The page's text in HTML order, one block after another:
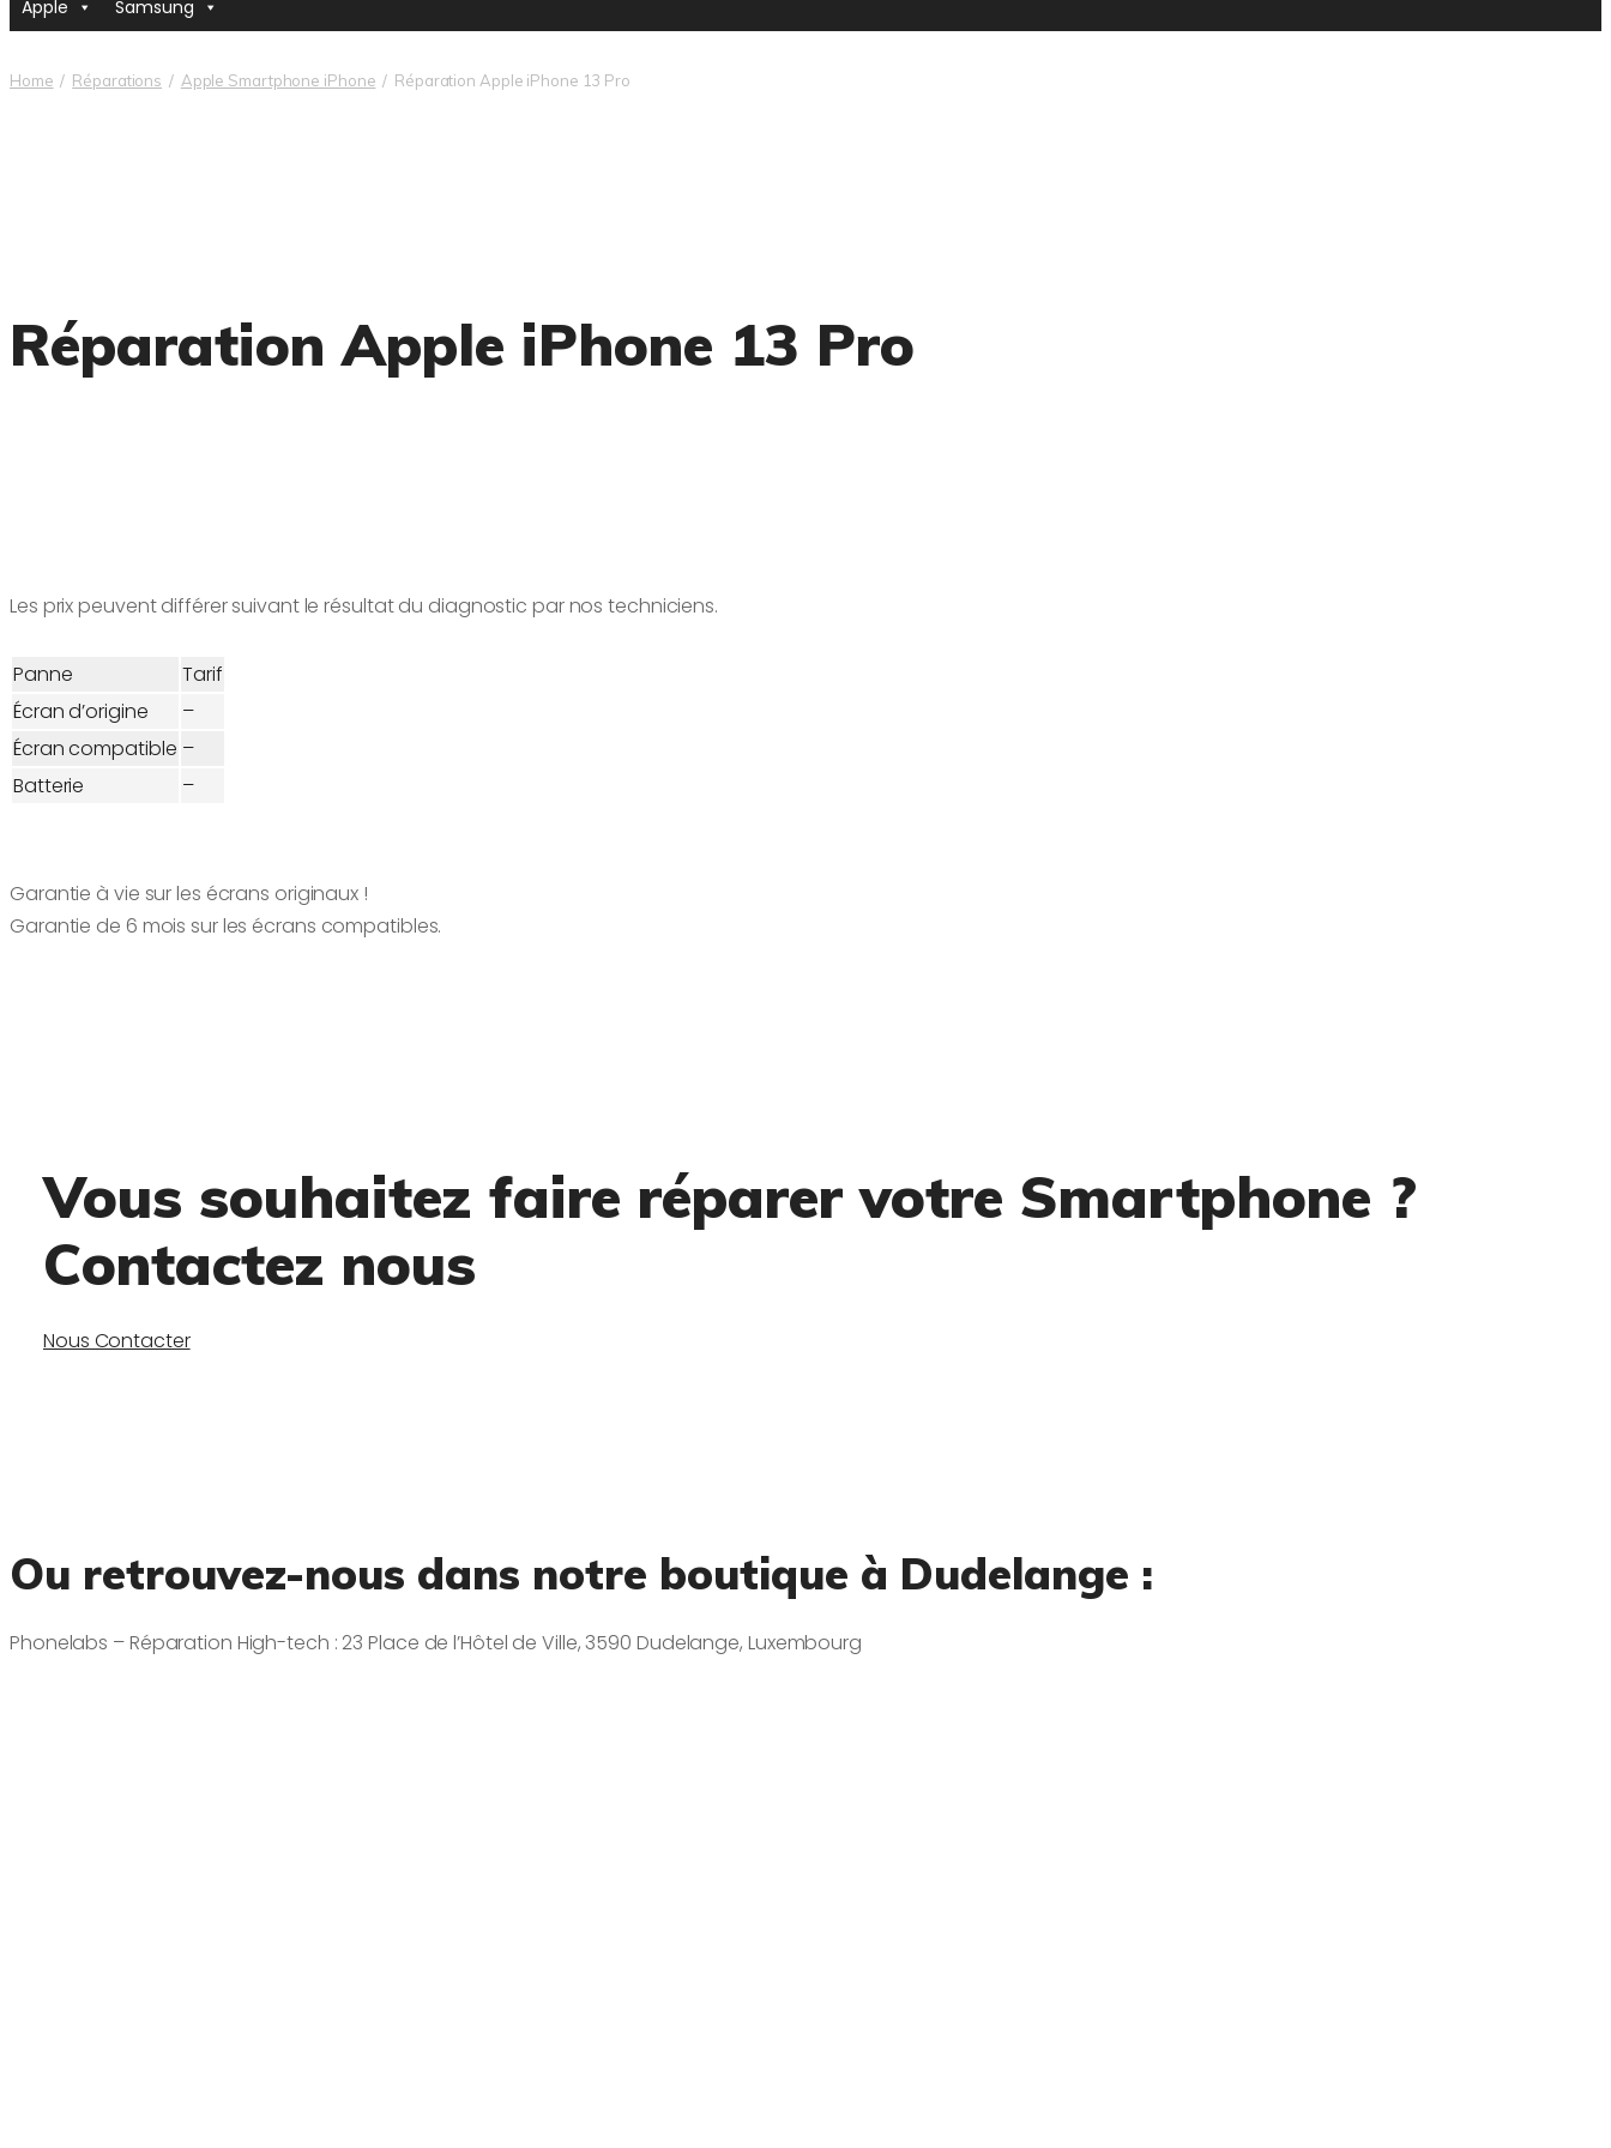
Apple Samsung
Home Réparations Apple Smartphone iPhone Réparation Apple iPhone 13 Pro
Réparation Apple iPhone 13 Pro
Les prix peuvent différer suivant le résultat du diagnostic par nos techniciens.
Panne
Tarif
Écran d’origine
–
Écran compatible –
Batterie
–
Garantie à vie sur les écrans originaux !
Garantie de 6 mois sur les écrans compatibles.
Vous souhaitez faire réparer votre Smartphone ?
Contactez nous
Nous Contacter
Ou retrouvez-nous dans notre boutique à Dudelange :
Phonelabs – Réparation High-tech : 23 Place de l’Hôtel de Ville, 3590 Dudelange, Luxembourg